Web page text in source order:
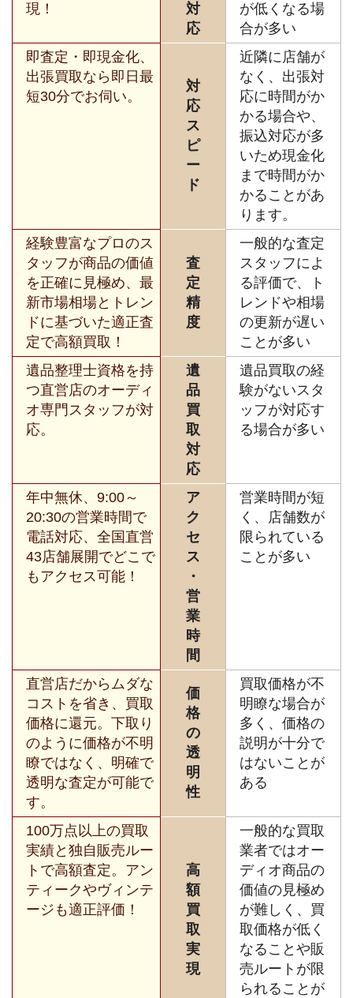
現！
対
応
が低くなる場
合が多い
即査定・即現金化、
出張買取なら即日最
短30分でお伺い。
対
応
ス
ピ
ー
ド
近隣に店舗が
なく、出張対
応に時間がか
かる場合や、
振込対応が多
いため現金化
まで時間がか
かることがあ
ります。
経験豊富なプロのス
タッフが商品の価値
を正確に見極め、最
新市場相場とトレン
ドに基づいた適正査
定で高額買取！
査
定
精
度
一般的な査定
スタッフによ
る評価で、ト
レンドや相場
の更新が遅い
ことが多い
遺品整理士資格を持
つ直営店のオーディ
オ専門スタッフが対
応。
遺
品
買
取
対
応
遺品買取の経
験がないスタ
ッフが対応す
る場合が多い
年中無休、9:00～
20:30の営業時間で
電話対応、全国直営
43店舗展開でどこで
もアクセス可能！
ア
ク
セ
ス
・
営
業
時
間
営業時間が短
く、店舗数が
限られている
ことが多い
直営店だからムダな
コストを省き、買取
価格に還元。下取り
のように価格が不明
瞭ではなく、明確で
透明な査定が可能で
す。
価
格
の
透
明
性
買取価格が不
明瞭な場合が
多く、価格の
説明が十分で
はないことが
ある
100万点以上の買取
実績と独自販売ルー
トで高額査定。アン
ティークやヴィンテ
ージも適正評価！
高
額
買
取
実
現
一般的な買取
業者ではオー
ディオ商品の
価値の見極め
が難しく、買
取価格が低く
なることや販
売ルートが限
られることが